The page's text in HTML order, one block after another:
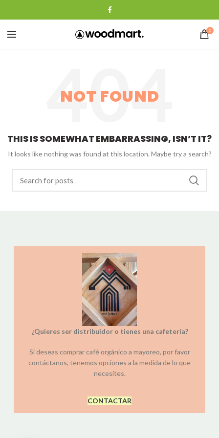
0
NOT FOUND
THIS IS SOMEWHAT EMBARRASSING, ISN’T IT?
It looks like nothing was found at this location. Maybe try a search?
¿Quieres ser distribuidor o tienes una cafetería?
Si deseas comprar café orgánico a mayoreo, por favor
contáctanos, tenemos opciones a la medida de lo que
necesites.
CONTACTAR